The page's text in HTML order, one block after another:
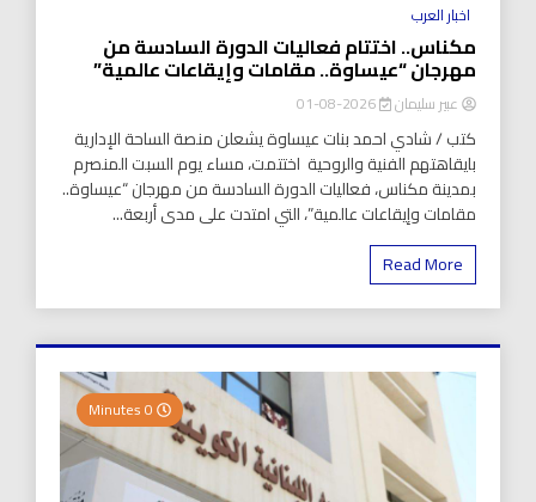
اخبار العرب
مكناس.. اختتام فعاليات الدورة السادسة من
مهرجان “عيساوة.. مقامات وإيقاعات عالمية”
عبير سليمان 2026-08-01
كتب / شادي احمد بنات عيساوة يشعلن منصة الساحة الإدارية
بايقاهتهم الفنية والروحية اختتمت، مساء يوم السبت المنصرم
بمدينة مكناس، فعاليات الدورة السادسة من مهرجان “عيساوة..
مقامات وإيقاعات عالمية”، التي امتدت على مدى أربعة...
Read More